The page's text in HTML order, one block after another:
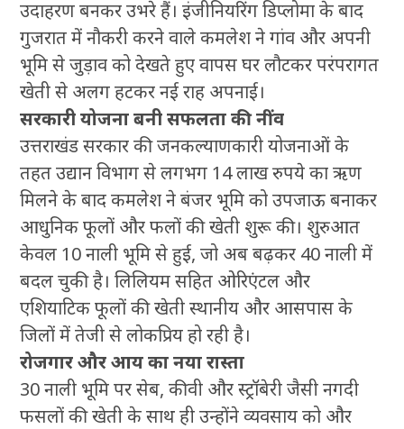
उदाहरण बनकर उभरे हैं। इंजीनियरिंग डिप्लोमा के बाद
गुजरात में नौकरी करने वाले कमलेश ने गांव और अपनी
भूमि से जुड़ाव को देखते हुए वापस घर लौटकर परंपरागत
खेती से अलग हटकर नई राह अपनाई।
सरकारी योजना बनी सफलता की नींव
उत्तराखंड सरकार की जनकल्याणकारी योजनाओं के
तहत उद्यान विभाग से लगभग 14 लाख रुपये का ऋण
मिलने के बाद कमलेश ने बंजर भूमि को उपजाऊ बनाकर
आधुनिक फूलों और फलों की खेती शुरू की। शुरुआत
केवल 10 नाली भूमि से हुई, जो अब बढ़कर 40 नाली में
बदल चुकी है। लिलियम सहित ओरिएंटल और
एशियाटिक फूलों की खेती स्थानीय और आसपास के
जिलों में तेजी से लोकप्रिय हो रही है।
रोजगार और आय का नया रास्ता
30 नाली भूमि पर सेब, कीवी और स्ट्रॉबेरी जैसी नगदी
फसलों की खेती के साथ ही उन्होंने व्यवसाय को और